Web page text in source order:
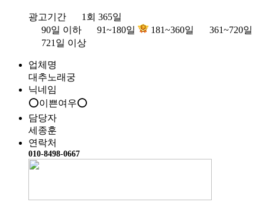
광고기간
1회 365일
90일 이하
91~180일 181~360일
361~720일
721일 이상
업체명
대추노래궁
닉네임
⭕이쁜여우⭕
담당자
세종훈
연락처
010-8498-0667